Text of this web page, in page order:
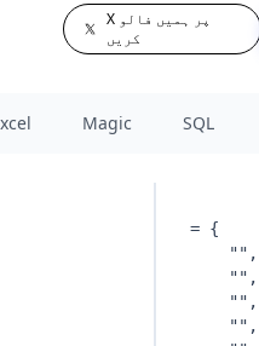
X پر ہمیں فالو
کریں
Magic SQL